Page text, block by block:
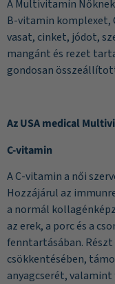
A Multivitamin
B-vitamin komplexet,
vasat, cinket, jódot,
mangánt és rezet
gondosan
Az USA medical
C-vitamin
A C-vitamin a női
Hozzájárul az
a normál
az erek, a porc és a
fenntartásában. Részt
csökkentésében,
anyagcserét, valamint